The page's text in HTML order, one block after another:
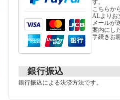
す。
こちらか
ALよりお
メールが
案内にし
手続きお
銀行振込
銀行振込による決済方法です。